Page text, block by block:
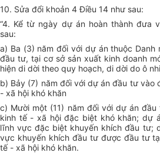
10. Sửa đổi khoản 4 Điều 14 như sau:
“4. Kể từ ngày dự án hoàn thành đưa
sau:
a) Ba (3) năm đối với dự án thuộc
đầu tư, tại cơ sở sản xuất kinh doanh
hiện di dời theo quy hoạch, di dời do ô
b) Bảy (7) năm đối với dự án đầu tư vào
- xã hội khó khăn
c) Mười một (11) năm đối với dự án
kinh tế - xã hội đặc biệt khó khăn; dự
lĩnh vực đặc biệt khuyến khích đầu tư;
vực khuyến khích đầu tư được đầu tư
tế - xã hội khó khăn.